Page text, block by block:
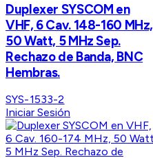
Duplexer SYSCOM en
VHF, 6 Cav. 148-160 MHz,
50 Watt, 5 MHz Sep.
Rechazo de Banda, BNC
Hembras.
SYS-1533-2
Iniciar Sesión